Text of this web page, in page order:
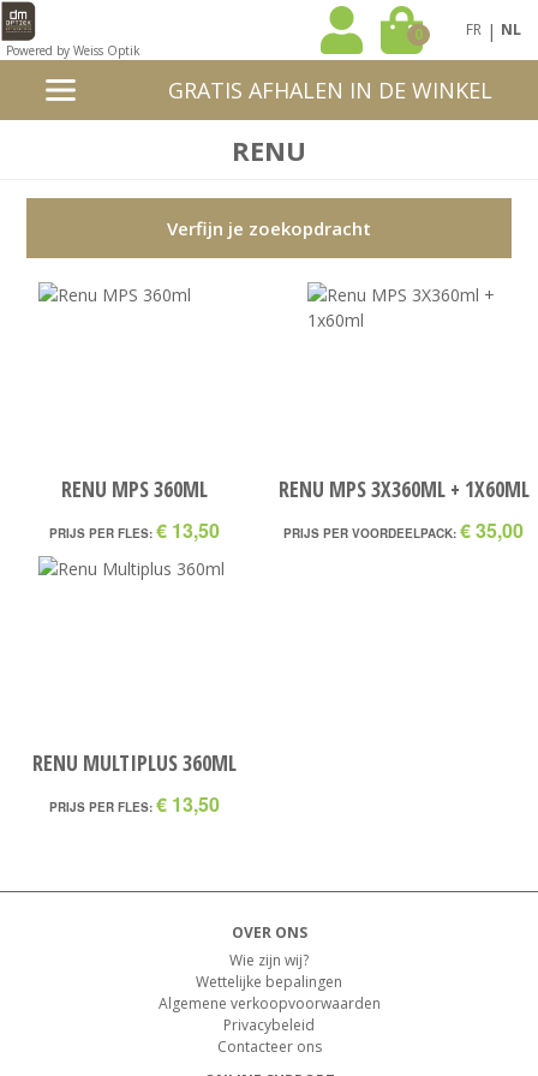
Powered by Weiss Optik
0 FR | NL
GRATIS AFHALEN IN DE WINKEL
RENU
Verfijn je zoekopdracht
RENU MPS 360ML
PRIJS PER FLES: € 13,50
RENU MPS 3X360ML + 1X60ML
PRIJS PER VOORDEELPACK: € 35,00
RENU MULTIPLUS 360ML
PRIJS PER FLES: € 13,50
OVER ONS
Wie zijn wij?
Wettelijke bepalingen
Algemene verkoopvoorwaarden
Privacybeleid
Contacteer ons